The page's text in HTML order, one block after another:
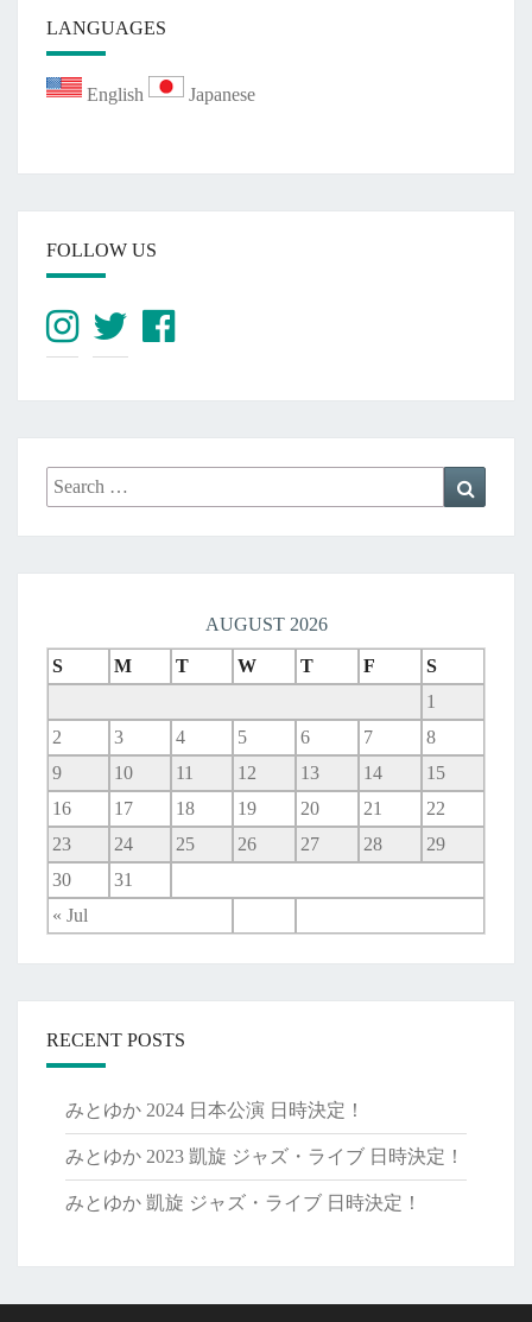
LANGUAGES
English Japanese
FOLLOW US
Search
for:
AUGUST 2026
S M T W T F S
« Jul
1
2
3 4 5 6 7
8
9
10 11 12 13 14
15
16
17 18 19 20 21
22
23
24 25 26 27 28
29
30
31
RECENT POSTS
みとゆか 2024 日本公演 日時決定！
みとゆか 2023 凱旋 ジャズ・ライブ 日時決定！
みとゆか 凱旋 ジャズ・ライブ 日時決定！